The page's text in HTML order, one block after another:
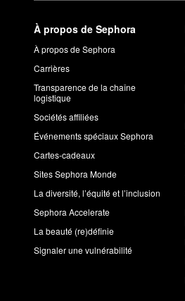
À propos de Sephora
À propos de Sephora
Carrières
Transparence de la chaîne
logistique
Sociétés affiliées
Événements spéciaux Sephora
Cartes-cadeaux
Sites Sephora Monde
La diversité, l’équité et l’inclusion
Sephora Accelerate
La beauté (re)définie
Signaler une vulnérabilité